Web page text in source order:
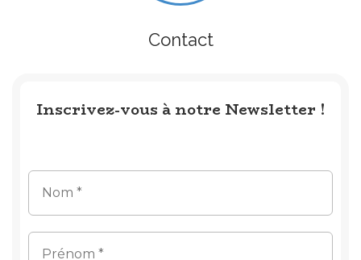
Contact
Inscrivez-vous à notre Newsletter !